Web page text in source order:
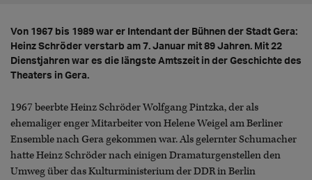
Von 1967 bis 1989 war er Intendant der Bühnen der Stadt Gera:
Heinz Schröder verstarb am 7. Januar mit 89 Jahren. Mit 22
Dienstjahren war es die längste Amtszeit in der Geschichte des
Theaters in Gera.
1967 beerbte Heinz Schröder Wolfgang Pintzka, der als
ehemaliger enger Mitarbeiter von Helene Weigel am Berliner
Ensemble nach Gera gekommen war. Als gelernter Schumacher
hatte Heinz Schröder nach einigen Dramaturgenstellen den
Umweg über das Kulturministerium der DDR in Berlin